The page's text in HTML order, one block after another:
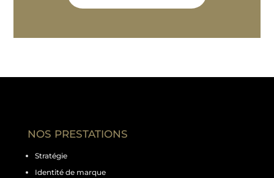
NOS PRESTATIONS
Stratégie
Identité de marque